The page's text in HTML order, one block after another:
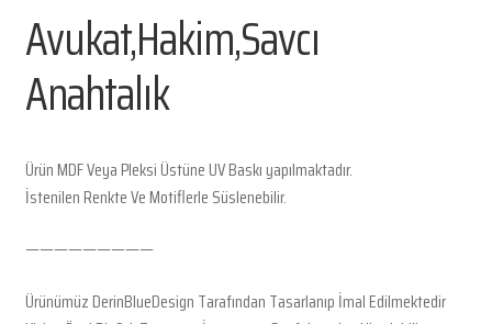
Avukat,Hakim,Savcı
Anahtalık
Ürün MDF Veya Pleksi Üstüne UV Baskı yapılmaktadır.
İstenilen Renkte Ve Motiflerle Süslenebilir.
—————————
Ürünümüz DerinBlueDesign Tarafından Tasarlanıp İmal Edilmektedir